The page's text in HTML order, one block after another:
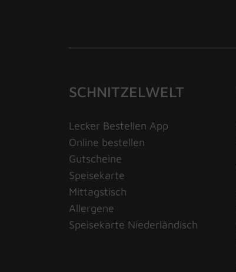
SCHNITZELWELT
Lecker Bestellen App
Online bestellen
Gutscheine
Speisekarte
Mittagstisch
Allergene
Speisekarte Niederländisch